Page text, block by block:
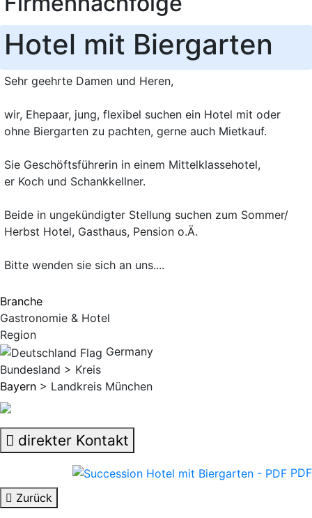
Hotel mit Biergarten
Sehr geehrte Damen und Heren,
wir, Ehepaar, jung, flexibel suchen ein Hotel mit oder
ohne Biergarten zu pachten, gerne auch Mietkauf.
Sie Geschöftsführerin in einem Mittelklassehotel,
er Koch und Schankkellner.
Beide in ungekündigter Stellung suchen zum Sommer/
Herbst Hotel, Gasthaus, Pension o.Ä.
Bitte wenden sie sich an uns....
Branche
Gastronomie & Hotel
Region
Germany
Bundesland > Kreis
Bayern > Landkreis München
direkter Kontakt
PDF
Zurück